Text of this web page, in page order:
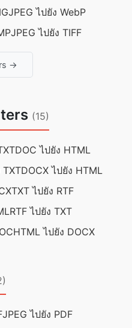
JPEG ไปยัง WebP
JPEG ไปยัง TIFF
→
(15)
DOC ไปยัง HTML
TXTDOCX ไปยัง HTML
TXT ไปยัง RTF
RTF ไปยัง TXT
HTML ไปยัง DOCX
JPEG ไปยัง PDF